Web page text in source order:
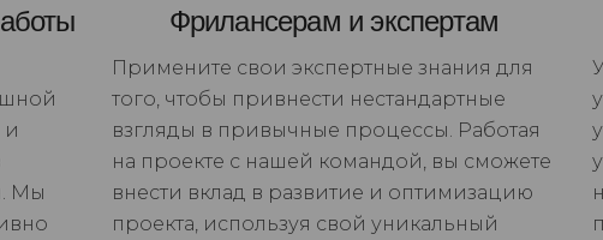
и
Мы
Фрилансерам и экспертам
Примените свои экспертные знания для
того, чтобы привнести нестандартные
взгляды в привычные процессы. Работая
на проекте с нашей командой, вы сможете
внести вклад в развитие и оптимизацию
проекта, используя свой уникальный